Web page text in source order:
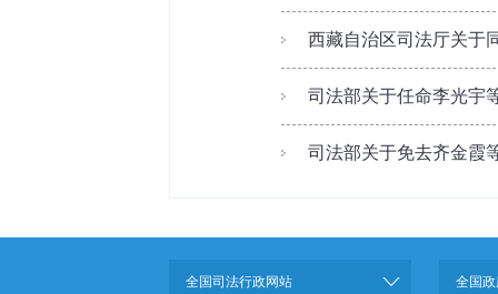
西藏自治区司法厅关于
司法部关于任命李光宇
司法部关于免去齐金霞
全国司法行政网站 全国